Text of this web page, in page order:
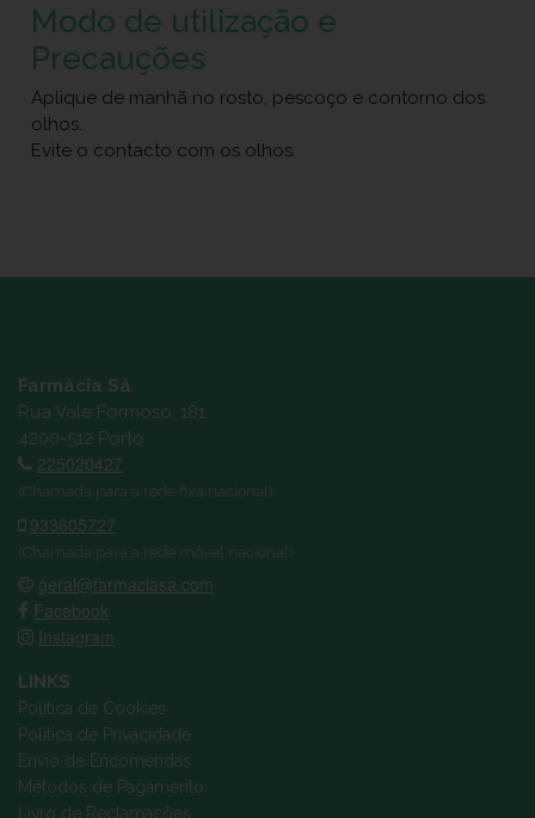
Modo de utilização e
Precauções
Aplique de manhã no rosto, pescoço e contorno dos
olhos.
Evite o contacto com os olhos.
Farmácia Sá
Rua Vale Formoso, 181
4200-512 Porto
225020427
(Chamada para a rede fixa nacional)
933605727
(Chamada para a rede móvel nacional)
geral@farmaciasa.com
Facebook
Instagram
LINKS
Política de Cookies
Política de Privacidade
Envio de Encomendas
Métodos de Pagamento
Livro de Reclamações